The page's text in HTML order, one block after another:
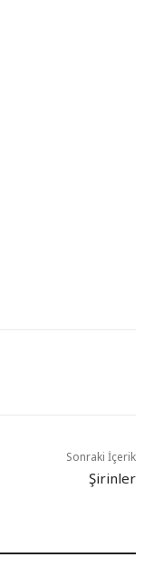
Sonraki İçerik
Şirinler